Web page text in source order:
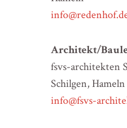
Architekt/
fsvs-architekten
Schilgen, Hameln
info@fsvs-